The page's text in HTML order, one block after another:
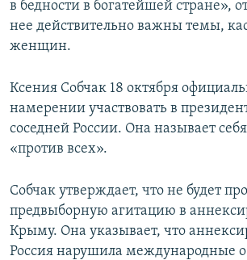
в бедности в богатейшей стране»,
нее действительно важны темы,
женщин.
Ксения Собчак 18 октября
намерении участвовать в
соседней России. Она называет
«против всех».
Собчак утверждает, что не будет
предвыборную агитацию в
Крыму. Она указывает, что
Россия нарушила международные